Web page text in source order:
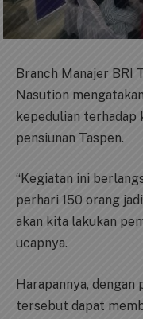
Branch Manajer BRI
Nasution
kepedulian terhadap
pensiunan Taspen.
“Kegiatan ini
perhari 150 orang
akan kita lakukan
ucapnya.
Harapannya,
tersebut dapat